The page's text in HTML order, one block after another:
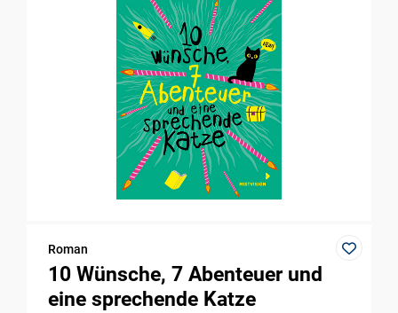
Roman
10 Wünsche, 7 Abenteuer und
eine sprechende Katze